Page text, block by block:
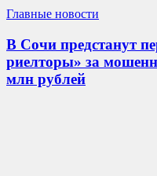
Главные новости
В Сочи предстанут
риелторы» за
млн рублей